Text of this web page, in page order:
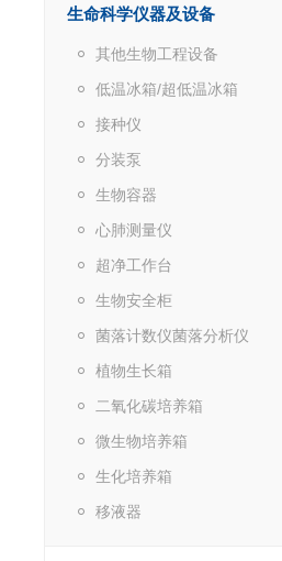
生命科学仪器及设备
其他生物工程设备
低温冰箱/超低温冰箱
接种仪
分装泵
生物容器
心肺测量仪
超净工作台
生物安全柜
菌落计数仪菌落分析仪
植物生长箱
二氧化碳培养箱
微生物培养箱
生化培养箱
移液器